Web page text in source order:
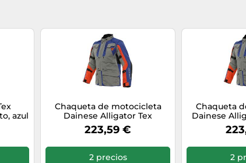
azul
48
Chaqueta de motocicleta
Dainese Alligator Tex
223,59 €
2 precios
Chaqueta
Dainese
carbón
2